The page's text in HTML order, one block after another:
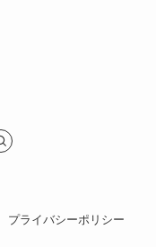
プライバシーポリシー